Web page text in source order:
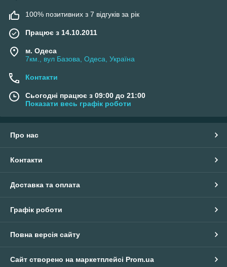
100% позитивних з 7 відгуків за рік
Працює з 14.10.2011
м. Одеса
7км., вул Базова, Одеса, Україна
Контакти
Сьогодні працює з 09:00 до 21:00
Показати весь графік роботи
Про нас
Контакти
Доставка та оплата
Графік роботи
Повна версія сайту
Сайт створено на маркетплейсі Prom.ua